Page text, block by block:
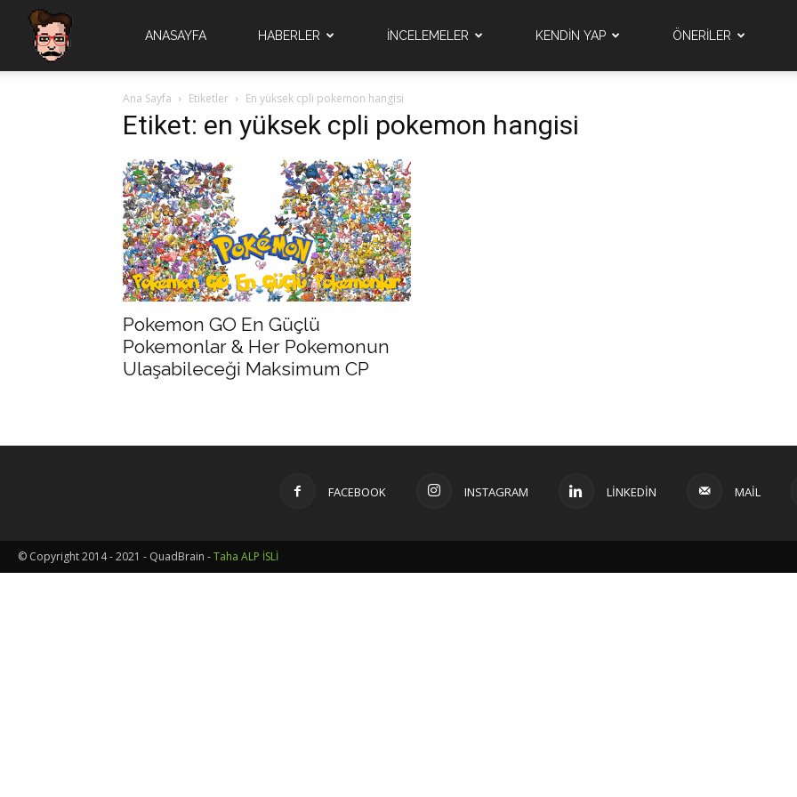
ANASAYFA HABERLER İNCELEMELER KENDİN YAP ÖNERİLER
Ana Sayfa Etiketler En yüksek cpli pokemon hangisi
Etiket: en yüksek cpli pokemon hangisi
Pokemon GO En Güçlü
Pokemonlar & Her Pokemonun
Ulaşabileceği Maksimum CP
FACEBOOK INSTAGRAM LINKEDIN MAIL
© Copyright 2014 - 2021 - QuadBrain -Taha ALP İSLİ